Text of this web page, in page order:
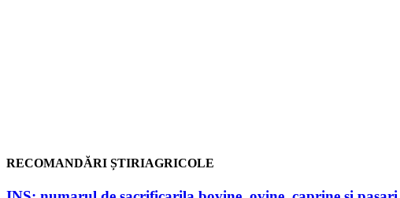
RECOMANDĂRI ȘTIRIAGRICOLE